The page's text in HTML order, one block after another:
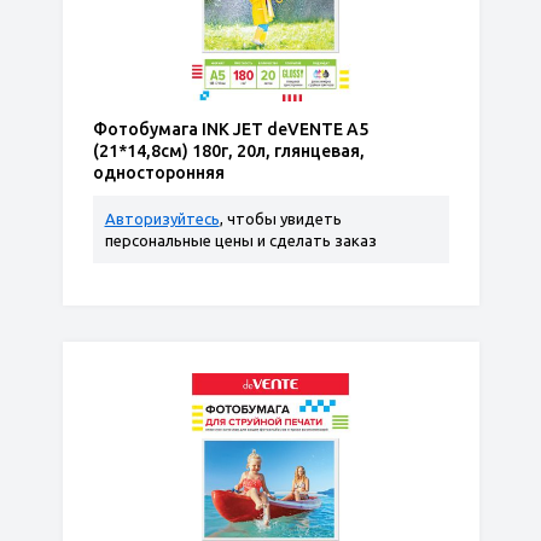
Фотобумага INK JET deVENTE A5
(21*14,8см) 180г, 20л, глянцевая,
односторонняя
Авторизуйтесь, чтобы увидеть
персональные цены и сделать заказ